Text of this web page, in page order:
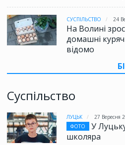
СУСПІЛЬСТВО 24
На Волині
домашні
відомо
Суспільство
ЛУЦЬК
27 Вересня
ФОТО
У
школяра